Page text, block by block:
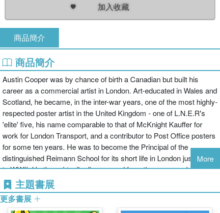
加入收藏
商品簡介
商品簡介
Austin Cooper was by chance of birth a Canadian but built his
career as a commercial artist in London. Art-educated in Wales and
Scotland, he became, in the inter-war years, one of the most highly-
respected poster artist in the United Kingdom - one of L.N.E.R's
'elite' five, his name comparable to that of McKnight Kauffer for
work for London Transport, and a contributor to Post Office posters
for some ten years. He was to become the Principal of the
distinguished Reimann School for its short life in London just prior
to WWII. He then virtually disappeared from the commercial art
world, leading a reclusive life in a frustrated attempt to build a
belated career as a 'fine' artist. His 'Making a Poster' book is as
valid in its advice now as when it was written in 1938.
More
主題書展
更多書展